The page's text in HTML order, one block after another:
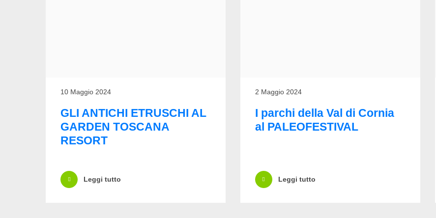
10 Maggio 2024
GLI ANTICHI ETRUSCHI AL
GARDEN TOSCANA
RESORT
Leggi tutto
2 Maggio 2024
I parchi della Val di Cornia
al PALEOFESTIVAL
Leggi tutto